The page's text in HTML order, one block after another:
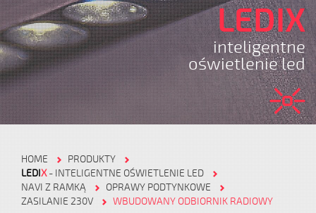
LEDIX
inteligentne
oświetlenie led
HOME
PRODUKTY
LEDIX- INTELIGENTNE OŚWIETLENIE LED
NAVI Z RAMKĄ
OPRAWY PODTYNKOWE
ZASILANIE 230V
WBUDOWANY ODBIORNIK RADIOWY